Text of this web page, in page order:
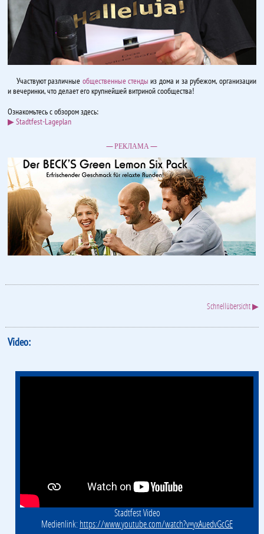
Участвуют различные общественные стенды из дома и за рубежом, организации
и вечеринки, что делает его крупнейшей витриной сообщества!
Ознакомьтесь с обзором здесь:
▶ Stadtfest-Lageplan
— РЕКЛАМА —
Schnellübersicht ▶
Video:
Stadtfest Video
Medienlink: https://www.youtube.com/watch?v=yxAuedvGcGE